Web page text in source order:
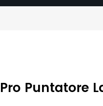
Puntatore